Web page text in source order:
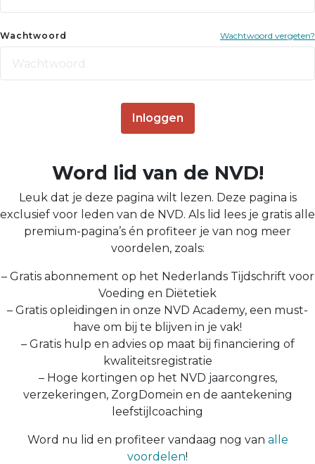
Wachtwoord Wachtwoord vergeten?
Inloggen
Word lid van de NVD!
Leuk dat je deze pagina wilt lezen. Deze pagina is
exclusief voor leden van de NVD. Als lid lees je gratis alle
premium-pagina’s én profiteer je van nog meer
voordelen, zoals:
– Gratis abonnement op het Nederlands Tijdschrift voor
Voeding en Diëtetiek
– Gratis opleidingen in onze NVD Academy, een must-
have om bij te blijven in je vak!
– Gratis hulp en advies op maat bij financiering of
kwaliteitsregistratie
– Hoge kortingen op het NVD jaarcongres,
verzekeringen, ZorgDomein en de aantekening
leefstijlcoaching
Word nu lid en profiteer vandaag nog van alle
voordelen!